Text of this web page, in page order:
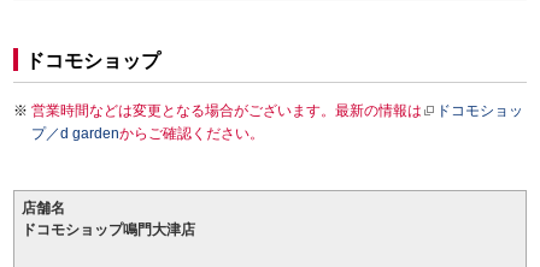
ドコモショップ
営業時間などは変更となる場合がございます。最新の情報は
ドコモショッ
プ／d gardenからご確認ください。
店舗名
ドコモショップ鳴門大津店